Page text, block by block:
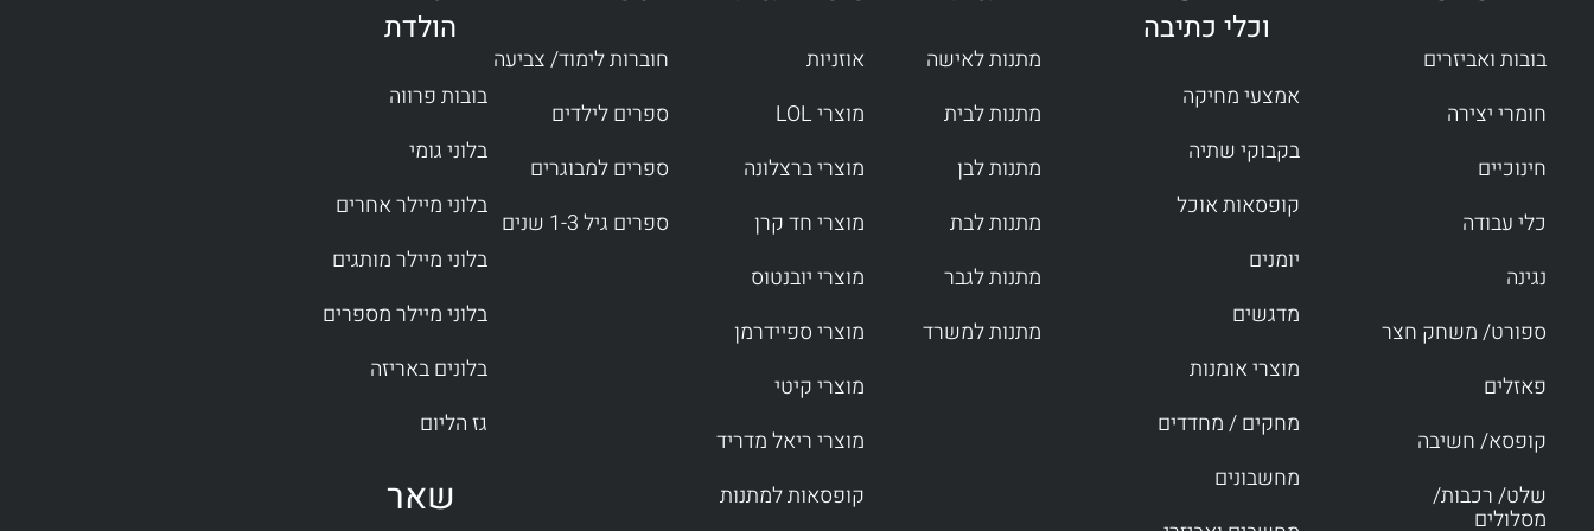
בובות ואביזרים
חומרי יצירה
חינוכיים
כלי עבודה
נגינה
ספורט/ משחק חצר
פאזלים
קופסא/ חשיבה
שלט/ רכבות/
מסלולים
וכלי כתיבה
אמצעי מחיקה
בקבוקי שתיה
קופסאות אוכל
יומנים
מדגשים
מוצרי אומנות
מחקים / מחדדים
מחשבונים
מתנות לאישה
מתנות לבית
מתנות לבן
מתנות לבת
מתנות לגבר
מתנות למשרד
אוזניות
מוצרי LOL
מוצרי ברצלונה
מוצרי חד קרן
מוצרי יובנטוס
מוצרי ספיידרמן
מוצרי קיטי
מוצרי ריאל מדריד
קופסאות למתנות
חוברות לימוד/ צביעה
ספרים לילדים
ספרים למבוגרים
ספרים גיל 1-3 שנים
הולדת
בובות פרווה
בלוני גומי
בלוני מיילר אחרים
בלוני מיילר מותגים
בלוני מיילר מספרים
בלונים באריזה
גז הליום
שאר